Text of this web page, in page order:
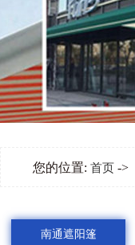
您的位置: 首页 ->
南通遮阳篷